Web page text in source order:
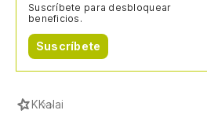
Suscríbete para desbloquear
beneficios.
Suscríbete
KKalai